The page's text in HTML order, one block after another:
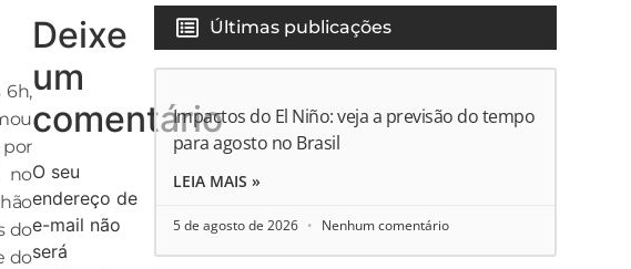
6h,
no
do
do
Deixe
um
comentário
O seu
endereço de
e-mail não
será
Últimas publicações
Impactos do El Niño: veja a previsão do tempo
para agosto no Brasil
LEIA MAIS »
5 de agosto de 2026 Nenhum comentário